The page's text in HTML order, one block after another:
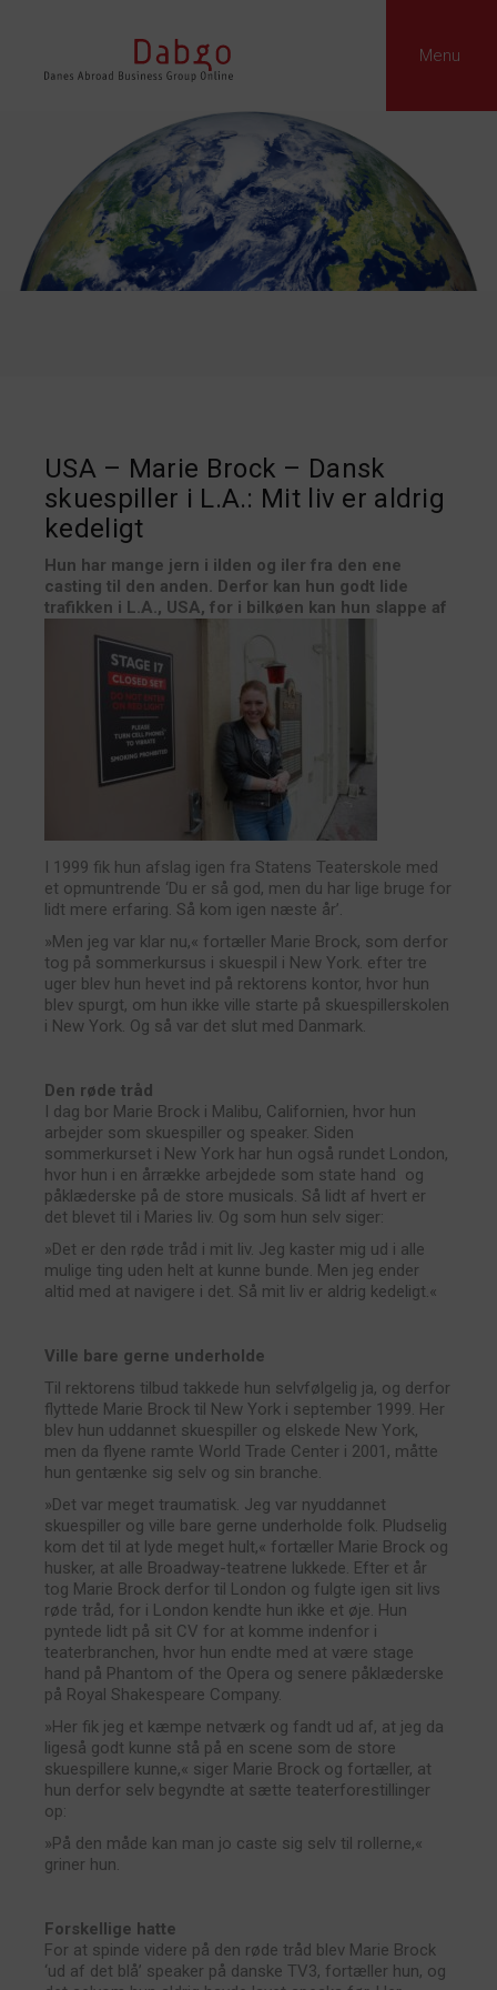
Menu
USA – Marie Brock – Dansk
skuespiller i L.A.: Mit liv er aldrig
kedeligt
Hun har mange jern i ilden og iler fra den ene
casting til den anden. Derfor kan hun godt lide
trafikken i L.A., USA, for i bilkøen kan hun slappe af
I 1999 fik hun afslag igen fra Statens Teaterskole med
et opmuntrende ‘Du er så god, men du har lige bruge for
lidt mere erfaring. Så kom igen næste år’.
»Men jeg var klar nu,« fortæller Marie Brock, som derfor
tog på sommerkursus i skuespil i New York. efter tre
uger blev hun hevet ind på rektorens kontor, hvor hun
blev spurgt, om hun ikke ville starte på skuespillerskolen
i New York. Og så var det slut med Danmark.
Den røde tråd
I dag bor Marie Brock i Malibu, Californien, hvor hun
arbejder som skuespiller og speaker. Siden
sommerkurset i New York har hun også rundet London,
hvor hun i en årrække arbejdede som state hand og
påklæderske på de store musicals. Så lidt af hvert er
det blevet til i Maries liv. Og som hun selv siger:
»Det er den røde tråd i mit liv. Jeg kaster mig ud i alle
mulige ting uden helt at kunne bunde. Men jeg ender
altid med at navigere i det. Så mit liv er aldrig kedeligt.«
Ville bare gerne underholde
Til rektorens tilbud takkede hun selvfølgelig ja, og derfor
flyttede Marie Brock til New York i september 1999. Her
blev hun uddannet skuespiller og elskede New York,
men da flyene ramte World Trade Center i 2001, måtte
hun gentænke sig selv og sin branche.
»Det var meget traumatisk. Jeg var nyuddannet
skuespiller og ville bare gerne underholde folk. Pludselig
kom det til at lyde meget hult,« fortæller Marie Brock og
husker, at alle Broadway-teatrene lukkede. Efter et år
tog Marie Brock derfor til London og fulgte igen sit livs
røde tråd, for i London kendte hun ikke et øje. Hun
pyntede lidt på sit CV for at komme indenfor i
teaterbranchen, hvor hun endte med at være stage
hand på Phantom of the Opera og senere påklæderske
på Royal Shakespeare Company.
»Her fik jeg et kæmpe netværk og fandt ud af, at jeg da
ligeså godt kunne stå på en scene som de store
skuespillere kunne,« siger Marie Brock og fortæller, at
hun derfor selv begyndte at sætte teaterforestillinger
op:
»På den måde kan man jo caste sig selv til rollerne,«
griner hun.
Forskellige hatte
For at spinde videre på den røde tråd blev Marie Brock
‘ud af det blå’ speaker på danske TV3, fortæller hun, og